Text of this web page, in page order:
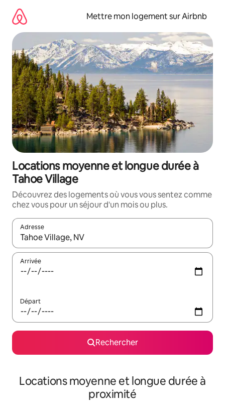
directement
contenu
Mettre mon logement sur Airbnb
Locations moyenne et longue durée à
Tahoe Village
Découvrez des logements où vous vous sentez comme
chez vous pour un séjour d'un mois ou plus.
Adresse
Lorsque les résultats s'affichent, utilisez les flèches vers le
Arrivée
Départ
Rechercher
Locations moyenne et longue durée à
proximité